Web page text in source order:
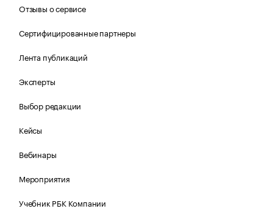
Отзывы о сервисе
Сертифицированные партнеры
Лента публикаций
Эксперты
Выбор редакции
Кейсы
Вебинары
Мероприятия
Учебник РБК Компании